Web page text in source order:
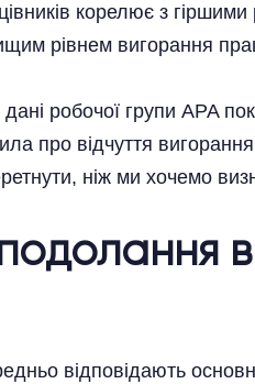
корелює з
рівнем вигорання
робочої групи APA
про відчуття
ніж ми хочемо
відповідають